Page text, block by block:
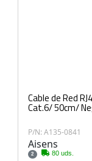
Cable de Red
Cat.6/ 50cm/
P/N: A135-0841
Aisens
2 80 uds.